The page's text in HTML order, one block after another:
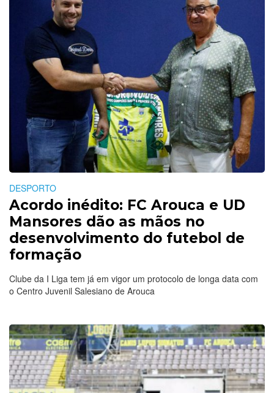
DESPORTO
Acordo inédito: FC Arouca e UD
Mansores dão as mãos no
desenvolvimento do futebol de
formação
Clube da I Liga tem já em vigor um protocolo de longa data com
o Centro Juvenil Salesiano de Arouca